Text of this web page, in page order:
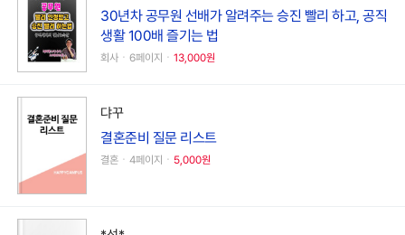
30년차 공무원 선배가 알려주는 승진 빨리 하고, 공직
생활 100배 즐기는 법
회사ㆍ6페이지ㆍ 13,000원
댜꾸
결혼준비 질문 리스트
결혼ㆍ4페이지ㆍ 5,000원